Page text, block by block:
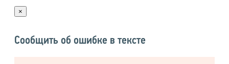
×
Сообщить об ошибке в тексте